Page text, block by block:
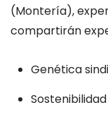
(Montería),
compartirán
Genética